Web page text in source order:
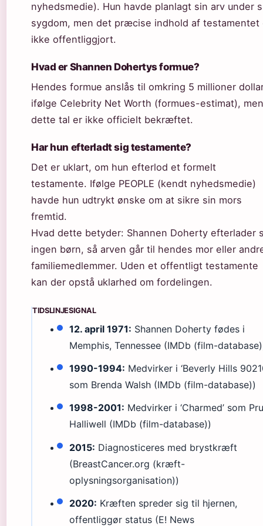
nyhedsmedie). Hun havde planlagt sin arv under
sygdom, men det præcise indhold af testamentet
ikke offentliggjort.
Hvad er Shannen Dohertys formue?
Hendes formue anslås til omkring 5 millioner
ifølge Celebrity Net Worth (formues-estimat), men
dette tal er ikke officielt bekræftet.
Har hun efterladt sig testamente?
Det er uklart, om hun efterlod et formelt
testamente. Ifølge PEOPLE (kendt nyhedsmedie)
havde hun udtrykt ønske om at sikre sin mors
fremtid.
Hvad dette betyder: Shannen Doherty efterlader
ingen børn, så arven går til hendes mor eller
familiemedlemmer. Uden et offentligt testamente
kan der opstå uklarhed om fordelingen.
TIDSLINJESIGNAL
12. april 1971: Shannen Doherty fødes i
Memphis, Tennessee (IMDb (film-
1990-1994: Medvirker i ‘Beverly Hills
som Brenda Walsh (IMDb (film-database))
1998-2001: Medvirker i ‘Charmed’ som
Halliwell (IMDb (film-database))
2015: Diagnosticeres med brystkræft
(BreastCancer.org (kræft-
oplysningsorganisation))
2020: Kræften spreder sig til hjernen,
offentliggør status (E! News